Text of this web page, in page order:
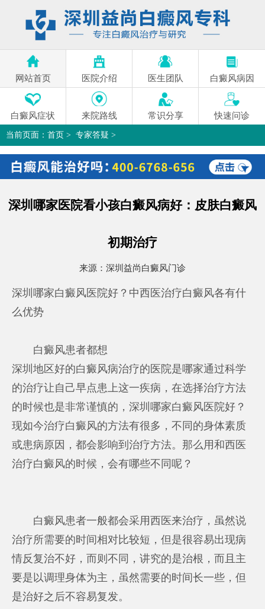
网站首页 医院介绍 医生团队 白癜风病因
白癜风症状 来院路线 常识分享 快速问诊
当前页面： 首页 > 专家答疑 >
深圳哪家医院看小孩白癜风病好：皮肤白癜风初期治疗>
深圳哪家医院看小孩白癜风病好：皮肤白癜风
初期治疗
来源： 深圳益尚白癜风门诊
深圳哪家白癜风医院好？中西医治疗白癜风各有什
么优势
白癜风患者都想
深圳地区好的白癜风病治疗的医院是哪家通过科学
的治疗让自己早点患上这一疾病，在选择治疗方法
的时候也是非常谨慎的，深圳哪家白癜风医院好？
现如今治疗白癜风的方法有很多，不同的身体素质
或患病原因，都会影响到治疗方法。那么用和西医
治疗白癜风的时候，会有哪些不同呢？
白癜风患者一般都会采用西医来治疗，虽然说
治疗所需要的时间相对比较短，但是很容易出现病
情反复治不好，而则不同，讲究的是治根，而且主
要是以调理身体为主，虽然需要的时间长一些，但
是治好之后不容易复发。